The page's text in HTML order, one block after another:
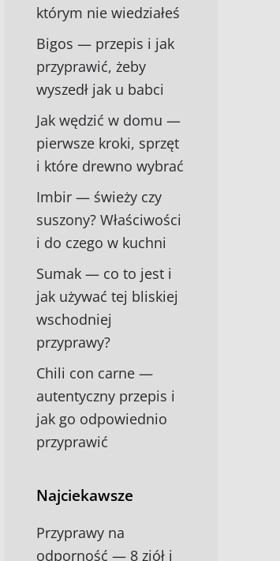
którym nie wiedziałeś
Bigos — przepis i jak
przyprawić, żeby
wyszedł jak u babci
Jak wędzić w domu —
pierwsze kroki, sprzęt
i które drewno wybrać
Imbir — świeży czy
suszony? Właściwości
i do czego w kuchni
Sumak — co to jest i
jak używać tej bliskiej
wschodniej
przyprawy?
Chili con carne —
autentyczny przepis i
jak go odpowiednio
przyprawić
Najciekawsze
Przyprawy na
odporność — 8 ziół i